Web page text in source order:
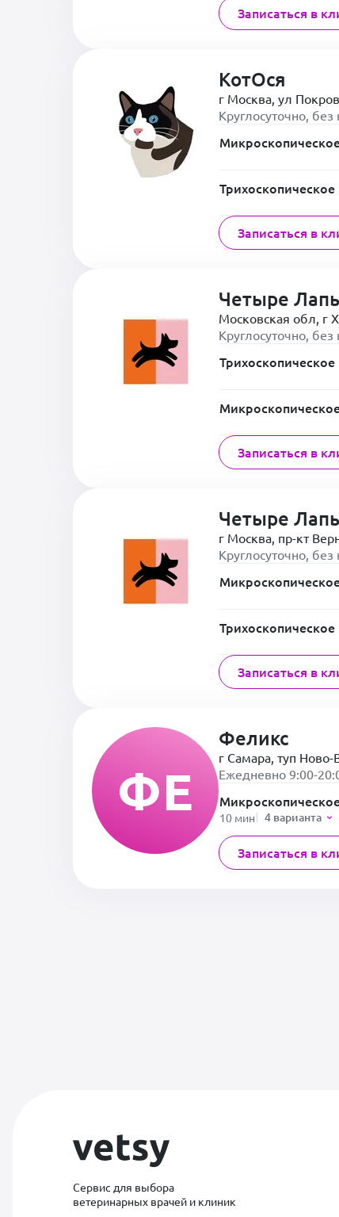
Записаться в
КотОся
г Москва, ул
Круглосуточно,
Записаться в
Четыре
Московская обл, г
Круглосуточно,
Записаться в
Четыре
г Москва, пр-кт
Круглосуточно,
Записаться в
ФЕ
Феликс
г Самара, туп
Ежедневно 9:00-
10 мин 4 варианта
Записаться в
Сервис для выбора
ветеринарных врачей и клиник